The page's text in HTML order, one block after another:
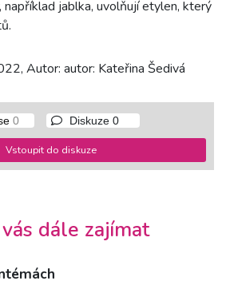
jablka, uvolňují etylen, který
Autor: autor: Kateřina Šedivá
Diskuze 0
Vstoupit do diskuze
dále zajímat